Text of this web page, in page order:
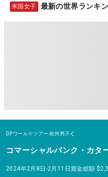
米国女子 最新の世界ランキ
DPワールドツアー 欧州男子
コマーシャルバンク・カタ
2024年2月8日-2月11日賞金総額